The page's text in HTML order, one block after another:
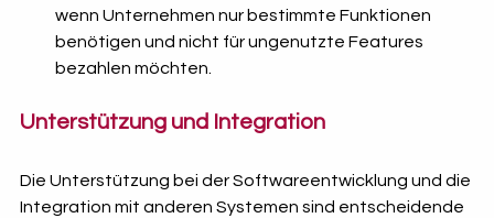
wenn Unternehmen nur bestimmte Funktionen
benötigen und nicht für ungenutzte Features
bezahlen möchten.
Unterstützung und Integration
Die Unterstützung bei der Softwareentwicklung und die
Integration mit anderen Systemen sind entscheidende